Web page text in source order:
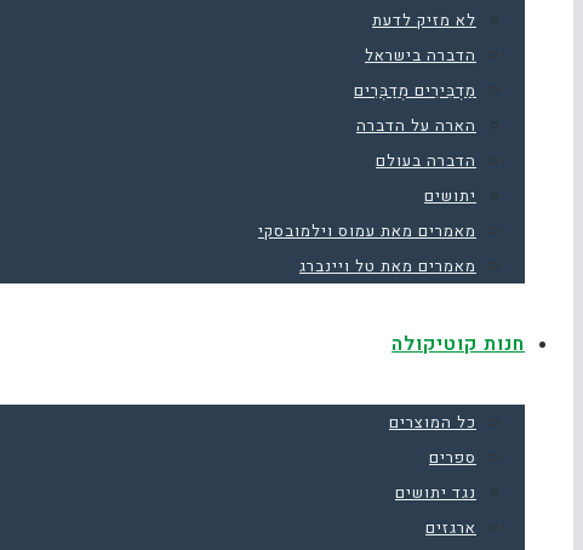
לא מזיק לדעת
הדברה בישראל
מַדְבִּירִים מְדַבְּרִים
הארה על הדברה
הדברה בעולם
יתושים
מאמרים מאת עמוס וילמובסקי
מאמרים מאת טל ויינברג
חנות קוטיקולה
כל המוצרים
ספרים
נגד יתושים
ארגזים